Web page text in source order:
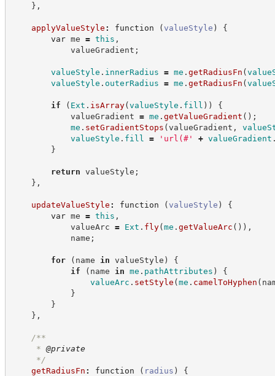
} ,
applyValueStyle : function (valueStyle )
{
var me = this ,
valueGradient ;
valueStyle . innerRadius = me . getRadiusFn (
valueStyle . outerRadius = me . getRadiusFn (
if ( Ext . isArray(valueStyle . fill ) )
{
valueGradient = me . getValueGradient ( ) ;
me . setGradientStops (valueGradient ,
valueStyle . fill = ' url(#' + valueGradient
}
return valueStyle ;
} ,
updateValueStyle : function (valueStyle )
{
var me = this ,
valueArc = Ext . fly(me . getValueArc ( ) ) ,
name ;
for ( name in valueStyle )
{
if
( name in me . pathAttributes )
{
valueArc . setStyle (me . camelToHyphen (
}
}
} ,
/**
* @private
*/
getRadiusFn : function ( radius )
{